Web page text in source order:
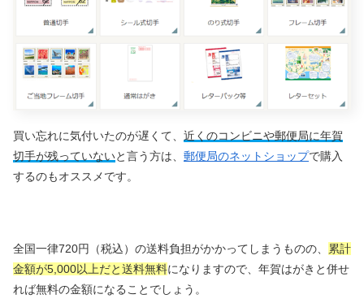
買い忘れに気付いたのが遅くて、 近くのコンビニや郵便局に年賀
切手が残っていないと言う方は、 郵便局のネットショップで購入
するのもオススメです。
全国一律720円（税込）の送料負担がかかってしまうものの、
累計
金額が5,000以上だと送料無料になりますので、年賀はがきと併せ
れば無料の金額になることでしょう。